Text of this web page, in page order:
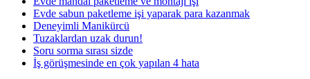
Evde sabun paketleme işi yaparak para kazanmak
Deneyimli Manikürcü
Tuzaklardan uzak durun!
Soru sorma sırası sizde
İş görüşmesinde en çok yapılan 4 hata